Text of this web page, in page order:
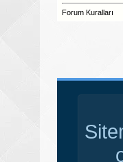
Forum Kuralları